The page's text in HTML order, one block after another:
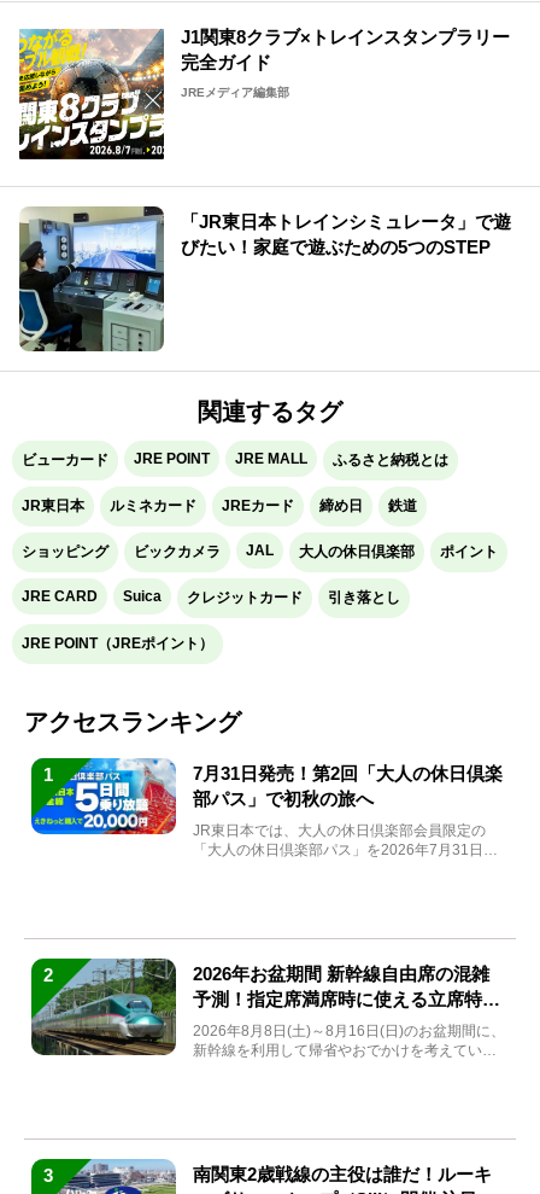
J1関東8クラブ×トレインスタンプラリー
完全ガイド
JREメディア編集部
「JR東日本トレインシミュレータ」で遊
びたい！家庭で遊ぶための5つのSTEP
関連するタグ
ビューカード JRE POINT JRE MALL ふるさと納税とは
JR東日本 ルミネカード JREカード 締め日 鉄道
ショッピング ビックカメラ JAL 大人の休日倶楽部 ポイント
JRE CARD Suica クレジットカード 引き落とし
JRE POINT（JREポイント）
アクセスランキング
1
7月31日発売！第2回「大人の休日倶楽
部パス」で初秋の旅へ
JR東日本では、大人の休日倶楽部会員限定の
「大人の休日倶楽部パス」を2026年7月31日
2
2026年お盆期間 新幹線自由席の混雑
予測！指定席満席時に使える立席特急
券も解説
2026年8月8日(土)～8月16日(日)のお盆期間に、
新幹線を利用して帰省やおでかけを考えている
3
南関東2歳戦線の主役は誰だ！ルーキ